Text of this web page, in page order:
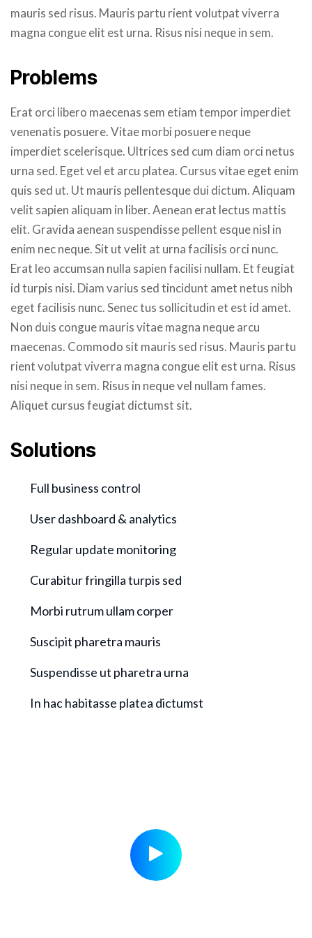
mauris sed risus. Mauris partu rient volutpat viverra
magna congue elit est urna. Risus nisi neque in sem.
Problems
Erat orci libero maecenas sem etiam tempor imperdiet
venenatis posuere. Vitae morbi posuere neque
imperdiet scelerisque. Ultrices sed cum diam orci netus
urna sed. Eget vel et arcu platea. Cursus vitae eget enim
quis sed ut. Ut mauris pellentesque dui dictum. Aliquam
velit sapien aliquam in liber. Aenean erat lectus mattis
elit. Gravida aenean suspendisse pellent esque nisl in
enim nec neque. Sit ut velit at urna facilisis orci nunc.
Erat leo accumsan nulla sapien facilisi nullam. Et feugiat
id turpis nisi. Diam varius sed tincidunt amet netus nibh
eget facilisis nunc. Senec tus sollicitudin et est id amet.
Non duis congue mauris vitae magna neque arcu
maecenas. Commodo sit mauris sed risus. Mauris partu
rient volutpat viverra magna congue elit est urna. Risus
nisi neque in sem. Risus in neque vel nullam fames.
Aliquet cursus feugiat dictumst sit.
Solutions
Full business control
User dashboard & analytics
Regular update monitoring
Curabitur fringilla turpis sed
Morbi rutrum ullam corper
Suscipit pharetra mauris
Suspendisse ut pharetra urna
In hac habitasse platea dictumst